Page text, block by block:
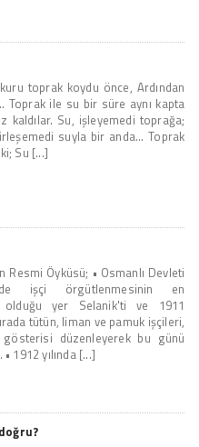
toprak koydu önce, Ardından
Toprak ile su bir süre aynı kapta
kaldılar. Su, işleyemedi toprağa;
suyla bir anda... Toprak
Su [...]
Resmi Öyküsü; • Osmanlı Devleti
işçi örgütlenmesinin en
olduğu yer Selanik'ti ve 1911
tütün, liman ve pamuk işçileri,
gösterisi düzenleyerek bu günü
• 1912 yılında [...]